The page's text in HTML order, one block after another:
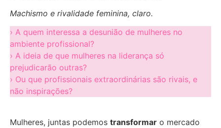
Machismo e rivalidade feminina, claro.
› A quem interessa a desunião de mulheres no
ambiente profissional?
› A ideia de que mulheres na liderança só
prejudicarão outras?
› Ou que profissionais extraordinárias são rivais, e
não inspirações?
Mulheres, juntas podemos transformar o mercado